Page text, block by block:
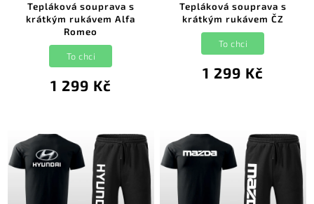
Tepláková souprava s
krátkým rukávem Alfa
Romeo
1 299 Kč
To chci
Tepláková souprava s
krátkým rukávem ČZ
1 299 Kč
To chci